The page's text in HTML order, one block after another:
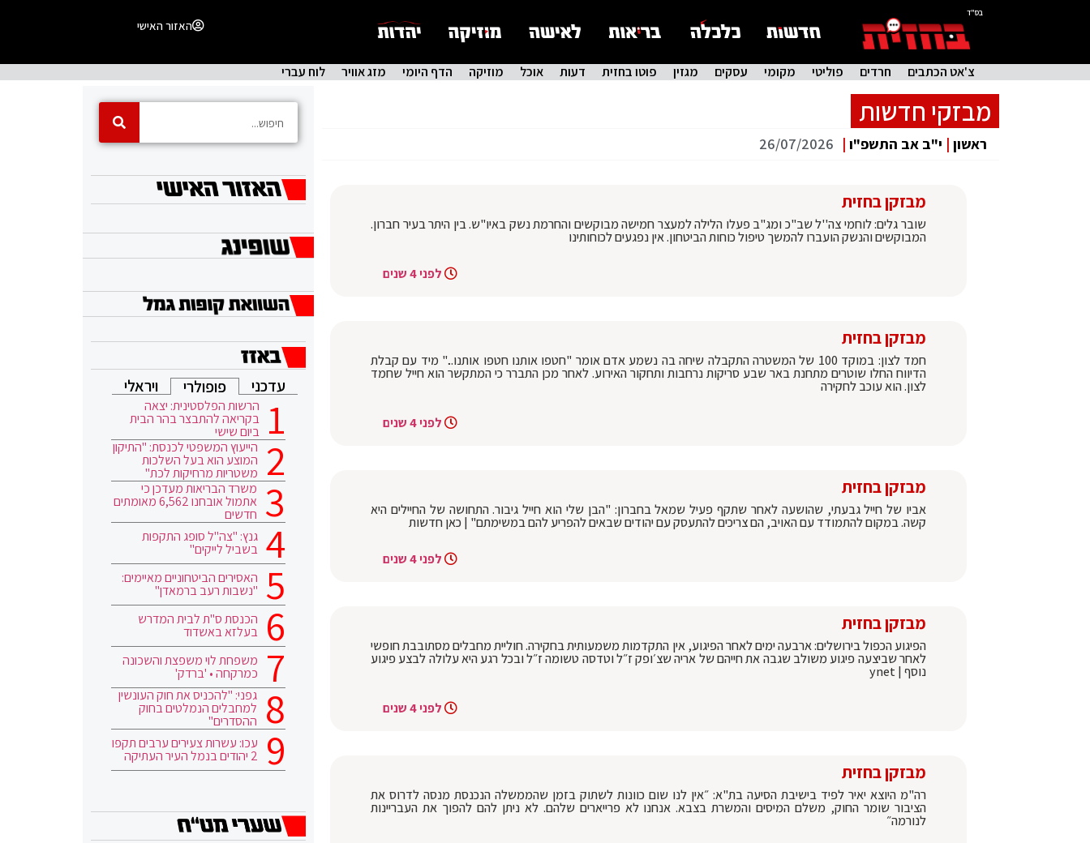
בס"ד
האזור האישי
צ'אט הכתבים חרדים פוליטי מקומי עסקים מגזין פוטו בחזית דעות אוכל מוזיקה הדף היומי מזג אוויר לוח עברי
מבזקי חדשות
ראשון | י"ב אב התשפ"ו |
26/07/2026
מבזקן בחזית
שובר גלים: לוחמי צה''ל שב"כ ומג"ב פעלו הלילה למעצר חמישה מבוקשים והחרמת נשק באיו"ש. בין היתר בעיר חברון.
המבוקשים והנשק הועברו להמשך טיפול כוחות הביטחון. אין נפגעים לכוחותינו
לפני 4 שנים
מבזקן בחזית
חמד לצון: במוקד 100 של המשטרה התקבלה שיחה בה נשמע אדם אומר "חטפו אותנו חטפו אותנו..." מיד עם קבלת
הדיווח החלו שוטרים מתחנת באר שבע סריקות נרחבות ותחקור האירוע. לאחר מכן התברר כי המתקשר הוא חייל שחמד
לצון. הוא עוכב לחקירה
לפני 4 שנים
מבזקן בחזית
אביו של חייל גבעתי, שהושעה לאחר שתקף פעיל שמאל בחברון: "הבן שלי הוא חייל גיבור. התחושה של החיילים היא
קשה. במקום להתמודד עם האויב, הם צריכים להתעסק עם יהודים שבאים להפריע להם במשימתם" | כאן חדשות
לפני 4 שנים
מבזקן בחזית
הפיגוע הכפול בירושלים: ארבעה ימים לאחר הפיגוע, אין התקדמות משמעותית בחקירה. חוליית מחבלים מסתובבת חופשי
לאחר שביצעה פיגוע משולב שגבה את חייהם של אריה שצ׳ופק ז״ל וטדסה טשומה ז״ל ובכל רגע היא עלולה לבצע פיגוע
נוסף | ynet
לפני 4 שנים
מבזקן בחזית
רה"מ היוצא יאיר לפיד בישיבת הסיעה בת"א: ״אין לנו שום כוונות לשתוק בזמן שהממשלה הנכנסת מנסה לדרוס את
הציבור שומר החוק, משלם המיסים והמשרת בצבא. אנחנו לא פרייארים שלהם. לא ניתן להם להפוך את העבריינות
לנורמה״
עדכני פופולרי ויראלי
הרשות הפלסטינית: יצאה
בקריאה להתבצר בהר הבית
ביום שישי
הייעוץ המשפטי לכנסת: "התיקון
המוצע הוא בעל השלכות
משטריות מרחיקות לכת"
משרד הבריאות מעדכן כי
אתמול אובחנו 6,562 מאומתים
חדשים
גנץ: "צה"ל סופג התקפות
בשביל לייקים"
האסירים הביטחוניים מאיימים:
"נשבות רעב ברמאדן"
הכנסת ס"ת לבית המדרש
בעלזא באשדוד
משפחת לוי משפצת והשכונה
כמרקחה • 'ברדק'
גפני: "להכניס את חוק העונשין
למחבלים הנמלטים בחוק
ההסדרים"
עכו: עשרות צעירים ערבים תקפו
2 יהודים בנמל העיר העתיקה